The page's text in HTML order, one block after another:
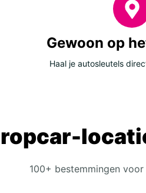
Gewoon op
Haal je autosleutels
100+ bestemmingen